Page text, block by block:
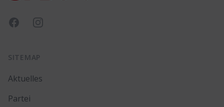
FacebookInstagram
SITEMAP
Aktuelles
Partei